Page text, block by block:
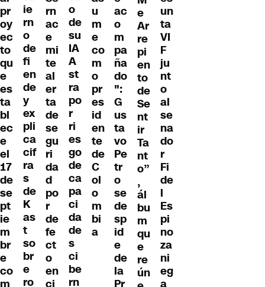
pr
oy
ec
to
qu
e
es
ta
bl
ec
e
el
17
de
se
pt
ie
m
br
e
co
m
ie
rn
o
de
fi
en
de
y
ex
pli
ca
cif
ra
s
de
K
as
t
so
br
e
ro
rn
ac
e
mi
te
al
er
ta
de
se
gu
ri
da
d
po
r
de
fe
ct
o
en
ci
o
de
su
IA
A
st
ra
po
r
ri
es
go
de
ca
pa
ci
da
de
s
ci
be
rn
u
m
e
co
m
o
pr
es
id
en
te
de
C
ol
o
m
bi
a
ac
o
m
pa
ña
do
":
G
us
ta
vo
Pe
tr
o
se
de
sp
id
e
de
la
Pr
e
Ar
re
pi
en
to
de
Se
nt
ir
Ta
nt
o”
,
ál
bu
m
qu
e
re
ún
un
ta
VI
F
ju
nt
o
al
se
na
do
r
Fi
de
l
Es
pi
no
za
ni
eg
a